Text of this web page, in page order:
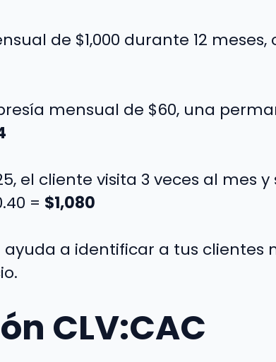
de $1,000 durante 12 meses,
mensual de $60, una
el cliente visita 3 veces al mes
= $1,080
a identificar a tus clientes
CLV:CAC